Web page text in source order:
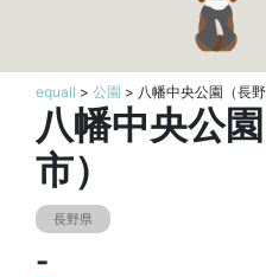
equall > 公園 > 八幡中央公園（長野
八幡中央公
市）
長野県
-